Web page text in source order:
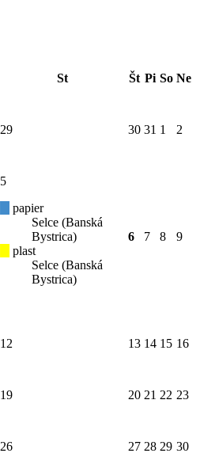
St Št Pi So Ne
29 30 31 1 2
5
papier
Selce (Banská
Bystrica)
plast
Selce (Banská
Bystrica)
6 7 8 9
12 13 14 15 16
19 20 21 22 23
26 27 28 29 30